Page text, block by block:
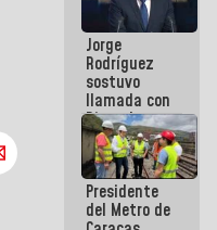
Venezuela"
a servidores
públicos
Jorge
Rodríguez
sostuvo
llamada con
Dinorah
Figuera y
acuerdan
primer
encuentro
presencial
Presidente
del Metro de